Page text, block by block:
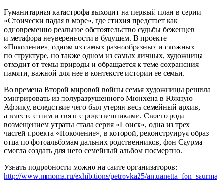
Гуманитарная катастрофа выходит на первый план в серии
«Стоически падая в море», где стихия предстает как
одновременно реальное обстоятельство судьбы беженцев
и метафора неуверенности в будущем. В проекте
«Поколение», одном из самых разнообразных и сложных
по структуре, но также одном из самых личных, художница
отходит от темы природы и обращается к теме сохранения
памяти, важной для нее в контексте истории ее семьи.
Во времена Второй мировой войны семья художницы решила
эмигрировать из полуразрушенного Мюнхена в Южную
Африку, вследствие чего был утерян весь семейный архив,
а вместе с ним и связь с родственниками. Своего рода
возмещением утраты стала серия «Поиск», одна из трех
частей проекта «Поколение», в которой, реконструируя образ
отца по фотоальбомам дальних родственников, фон Саурма
смогла создать для него семейный альбом посмертно.
Узнать подробности можно на сайте организаторов:
http://www.mmoma.ru/exhibitions/petrovka25/